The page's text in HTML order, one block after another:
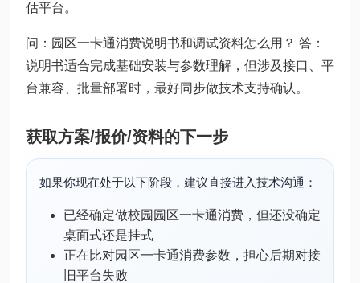
估平台。
问：园区一卡通消费说明书和调试资料怎么用？ 答：
说明书适合完成基础安装与参数理解，但涉及接口、平
台兼容、批量部署时，最好同步做技术支持确认。
获取方案/报价/资料的下一步
如果你现在处于以下阶段，建议直接进入技术沟通：
已经确定做校园园区一卡通消费，但还没确定
桌面式还是挂式
正在比对园区一卡通消费参数，担心后期对接
旧平台失败